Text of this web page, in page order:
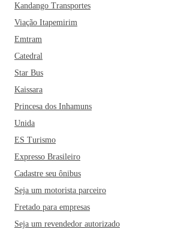
Kandango Transportes
Viação Itapemirim
Emtram
Catedral
Star Bus
Kaissara
Princesa dos Inhamuns
Unida
ES Turismo
Expresso Brasileiro
Cadastre seu ônibus
Seja um motorista parceiro
Fretado para empresas
Seja um revendedor autorizado